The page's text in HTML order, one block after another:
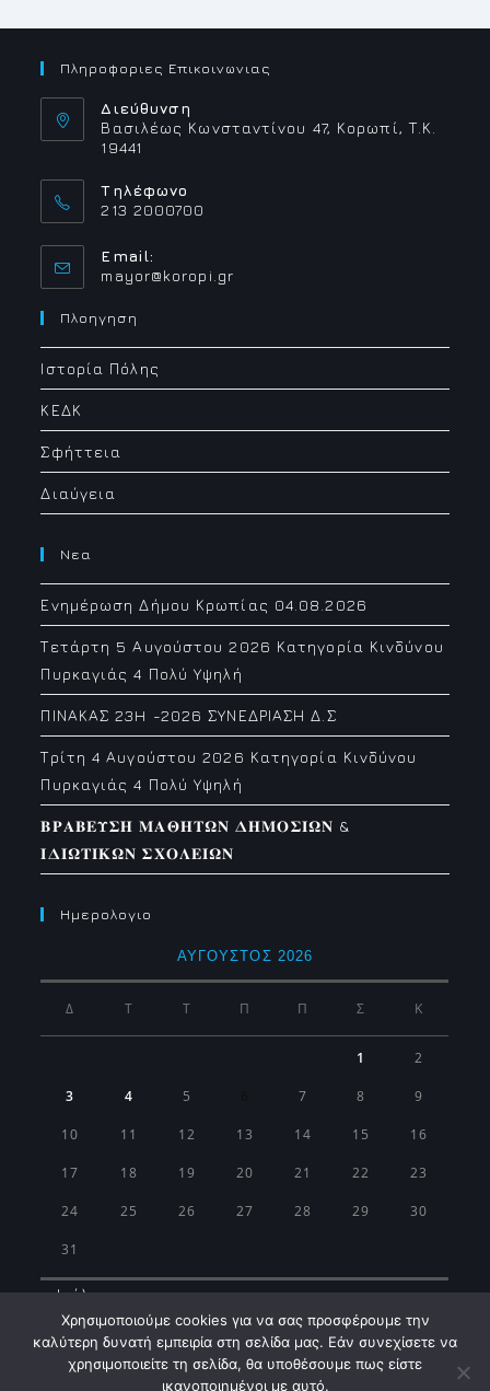
Πληροφοριες Επικοινωνιας
Διεύθυνση
Βασιλέως Κωνσταντίνου 47, Κορωπί, Τ.Κ.
19441
Τηλέφωνο
213 2000700
Email:
mayor@koropi.grOpens
Πλοηγηση
Ιστορία Πόλης
ΚΕΔΚ
Σφήττεια
Διαύγεια
Νεα
Ενημέρωση Δήμου Κρωπίας 04.08.2026
Τετάρτη 5 Αυγούστου 2026 Κατηγορία Κινδύνου
Πυρκαγιάς 4 Πολύ Υψηλή
ΠΙΝΑΚΑΣ 23H -2026 ΣΥΝΕΔΡΙΑΣΗ Δ.Σ
Τρίτη 4 Αυγούστου 2026 Κατηγορία Κινδύνου
Πυρκαγιάς 4 Πολύ Υψηλή
𝚩𝚸𝚨𝚩𝚬𝚼𝚺𝚮 𝚳𝚨𝚯𝚮𝚻𝛀𝚴 𝚫𝚮𝚳𝚶𝚺𝚰𝛀𝚴 &
𝚰𝚫𝚰𝛀𝚻𝚰𝚱𝛀𝚴 𝚺𝚾𝚶𝚲𝚬𝚰𝛀𝚴
Ημερολογιο
ΑΎΓΟΥΣΤΟΣ 2026
Δ Τ Τ Π Π Σ Κ
1 2
3 4 5 7 8 9
10 11 12 13 14 15 16
17 18 19 20 21 22 23
24 25 26 27 28 29 30
31
« Ιούλ
Χρησιμοποιούμε cookies για να σας προσφέρουμε την
καλύτερη δυνατή εμπειρία στη σελίδα μας. Εάν συνεχίσετε να
χρησιμοποιείτε τη σελίδα, θα υποθέσουμε πως είστε
ικανοποιημένοι με αυτό.